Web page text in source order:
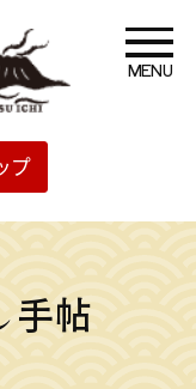
なら 枕崎
つ市
プ
MENU
手帖